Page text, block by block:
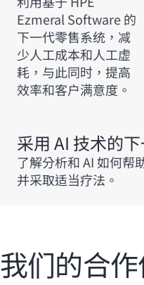
Ezmeral Software 的
下一代零售系统，减
少人工成本和人工虚
耗，与此同时，提高
效率和客户满意度。
采用 AI 技术的
了解分析和 AI 如何帮
并采取适当疗法。
我们的合